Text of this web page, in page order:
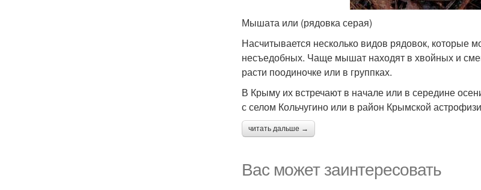
Мышата или (рядовка серая)
Насчитывается несколько видов рядовок, которые
несъедобных. Чаще мышат находят в хвойных и
расти поодиночке или в группках.
В Крыму их встречают в начале или в середине
с селом Кольчугино или в район Крымской
читать дальше →
Вас может заинтересовать